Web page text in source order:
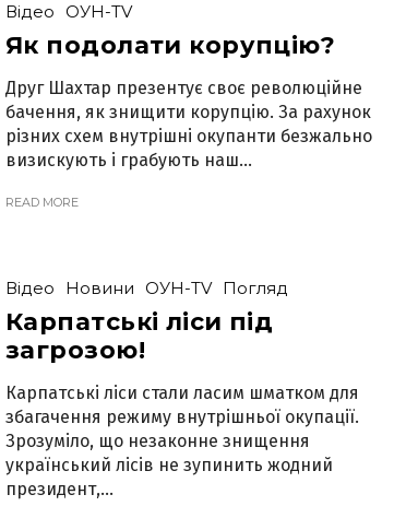
Відео ОУН-TV
Як подолати корупцію?
Друг Шахтар презентує своє революційне
бачення, як знищити корупцію. За рахунок
різних схем внутрішні окупанти безжально
визискують і грабують наш...
READ MORE
Відео Новини ОУН-TV Погляд
Карпатські ліси під
загрозою!
Карпатські ліси стали ласим шматком для
збагачення режиму внутрішньої окупації.
Зрозуміло, що незаконне знищення
український лісів не зупинить жодний
президент,...